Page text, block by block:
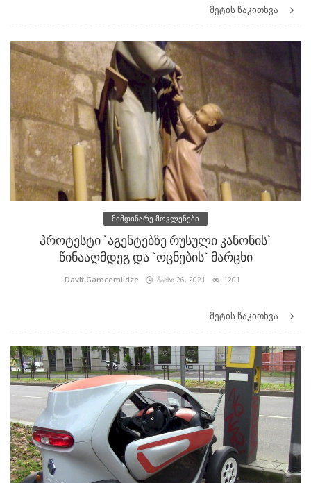
მეტის წაკითხვა
მიმდინარე მოვლენები
პროტესტი `აგენტებზე რუსული კანონის`
წინააღმდეგ და `ოცნების` მარცხი
Davit.Gamcemlidze მაისი 26, 2021 1201
მეტის წაკითხვა